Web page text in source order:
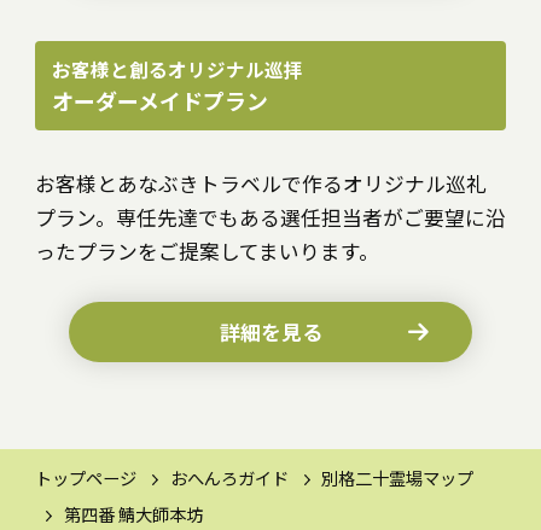
お客様と創るオリジナル巡拝
オーダーメイドプラン
お客様とあなぶきトラベルで作るオリジナル巡礼
プラン。専任先達でもある選任担当者がご要望に沿
ったプランをご提案してまいります。
詳細を見る
トップページ おへんろガイド
別格二十霊場マップ
第四番 鯖大師本坊